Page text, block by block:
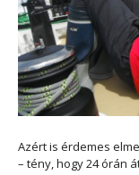
Azért is érdemes
– tény, hogy 24 órán